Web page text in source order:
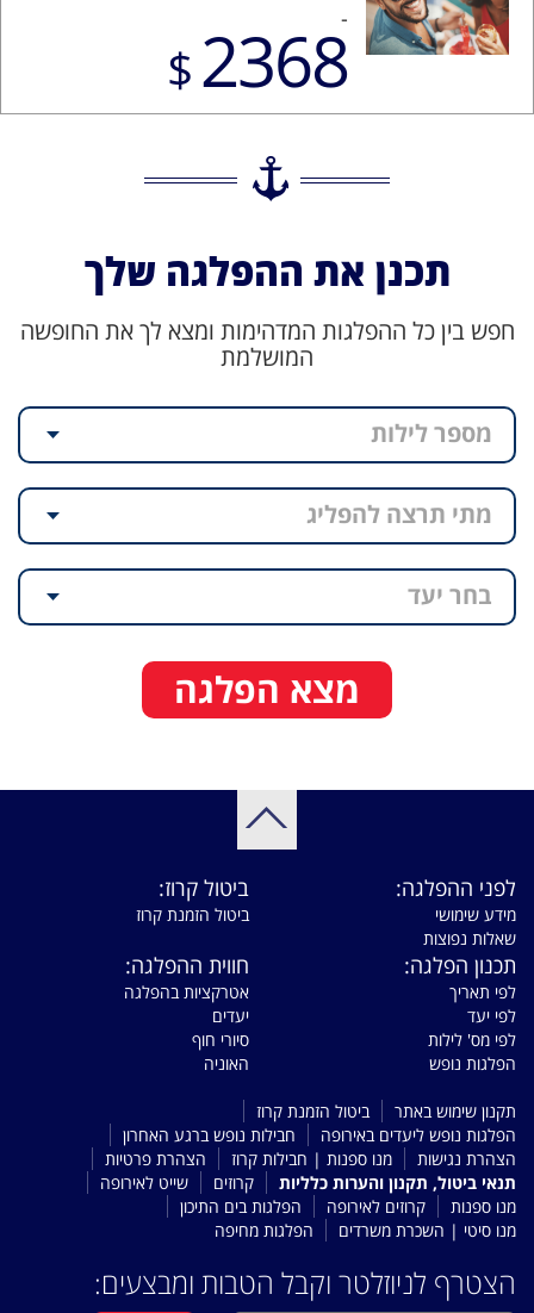
-
$2368
תכנן את ההפלגה שלך
חפש בין כל ההפלגות המדהימות ומצא לך את החופשה
המושלמת
מספר לילות
מתי תרצה להפליג
בחר יעד
מצא הפלגה
לפני ההפלגה:
מידע שימושי
שאלות נפוצות
ביטול קרוז:
ביטול הזמנת קרוז
תכנון הפלגה:
לפי תאריך
לפי יעד
לפי מס' לילות
הפלגות נופש
חווית ההפלגה:
אטרקציות בהפלגה
יעדים
סיורי חוף
האוניה
תקנון שימוש באתר
ביטול הזמנת קרוז
הפלגות נופש ליעדים באירופה
חבילות נופש ברגע האחרון
הצהרת נגישות
מנו ספנות | חבילות קרוז
הצהרת פרטיות
תנאי ביטול, תקנון והערות כלליות
קרוזים
שייט לאירופה
מנו ספנות
קרוזים לאירופה
הפלגות בים התיכון
מנו סיטי | השכרת משרדים
הפלגות מחיפה
הצטרף לניוזלטר וקבל הטבות ומבצעים: